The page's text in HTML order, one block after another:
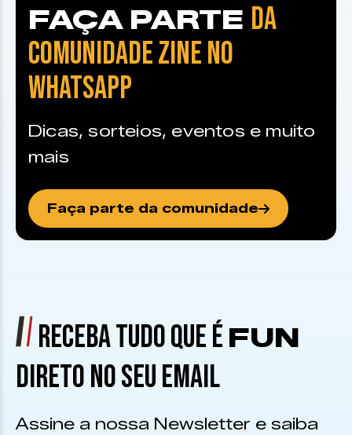
FAÇA PARTE DA
COMUNIDADE ZINE NO
WHATSAPP
Dicas, sorteios, eventos e muito
mais
Faça parte da comunidade
RECEBA TUDO QUE É FUN
DIRETO NO SEU EMAIL
Assine a nossa Newsletter e saiba